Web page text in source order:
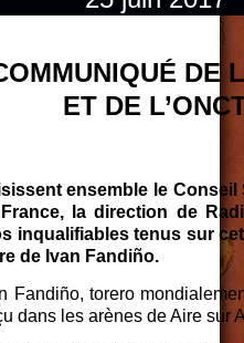
DE
ET DE
ensemble le
la direction de
inqualifiables tenus sur
de Ivan Fandiño.
Fandiño, torero
dans les arènes de Aire sur